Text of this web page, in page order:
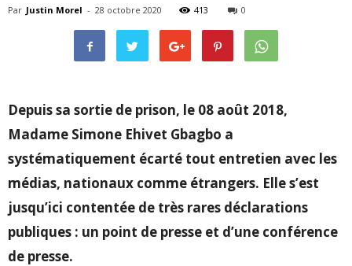
Par Justin Morel - 28 octobre 2020 413 0
Depuis sa sortie de prison, le 08 août 2018,
Madame Simone Ehivet Gbagbo a
systématiquement écarté tout entretien avec les
médias, nationaux comme étrangers. Elle s’est
jusqu’ici contentée de très rares déclarations
publiques : un point de presse et d’une conférence
de presse.